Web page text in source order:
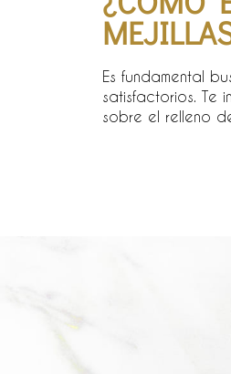
Es fundamental
satisfactorios. Te
sobre el relleno